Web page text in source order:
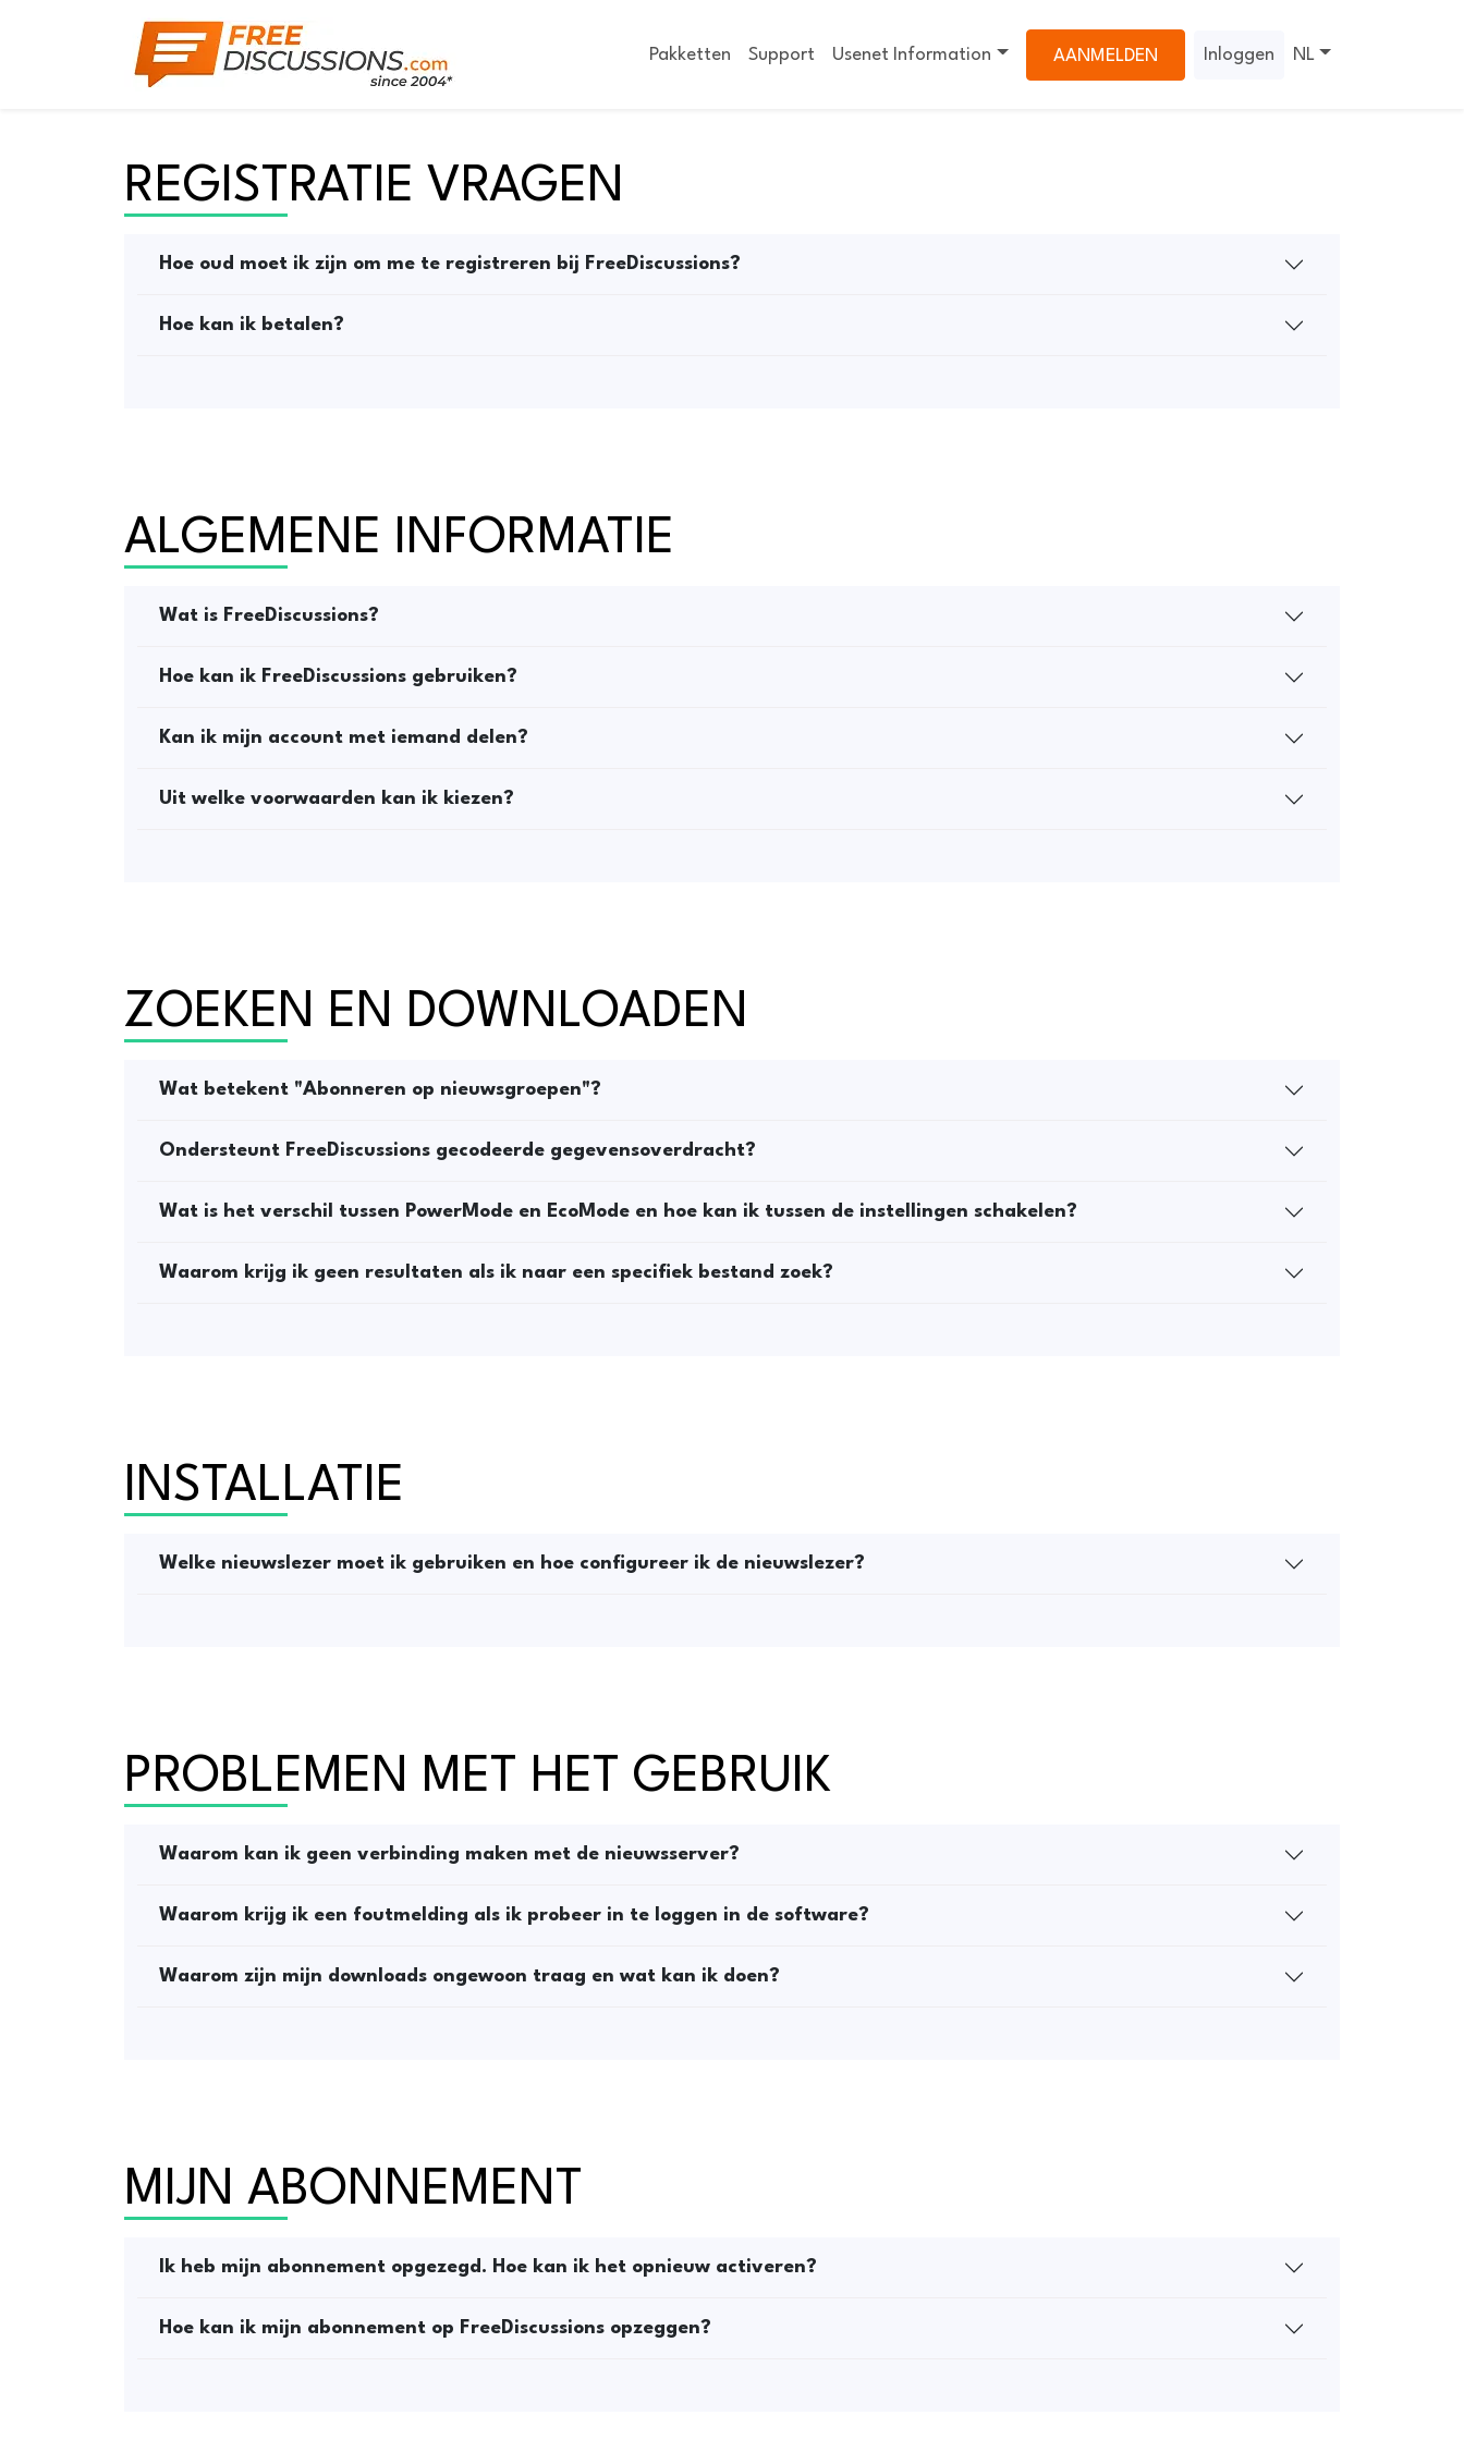
Pakketten Support Usenet Information AANMELDEN Inloggen NL
REGISTRATIE VRAGEN
Hoe oud moet ik zijn om me te registreren bij FreeDiscussions?
Hoe kan ik betalen?
ALGEMENE INFORMATIE
Wat is FreeDiscussions?
Hoe kan ik FreeDiscussions gebruiken?
Kan ik mijn account met iemand delen?
Uit welke voorwaarden kan ik kiezen?
ZOEKEN EN DOWNLOADEN
Wat betekent "Abonneren op nieuwsgroepen"?
Ondersteunt FreeDiscussions gecodeerde gegevensoverdracht?
Wat is het verschil tussen PowerMode en EcoMode en hoe kan ik tussen de instellingen schakelen?
Waarom krijg ik geen resultaten als ik naar een specifiek bestand zoek?
INSTALLATIE
Welke nieuwslezer moet ik gebruiken en hoe configureer ik de nieuwslezer?
PROBLEMEN MET HET GEBRUIK
Waarom kan ik geen verbinding maken met de nieuwsserver?
Waarom krijg ik een foutmelding als ik probeer in te loggen in de software?
Waarom zijn mijn downloads ongewoon traag en wat kan ik doen?
MIJN ABONNEMENT
Ik heb mijn abonnement opgezegd. Hoe kan ik het opnieuw activeren?
Hoe kan ik mijn abonnement op FreeDiscussions opzeggen?